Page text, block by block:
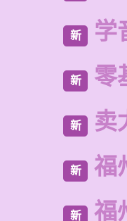
新 学
新 零
新 卖
新 福
新 福